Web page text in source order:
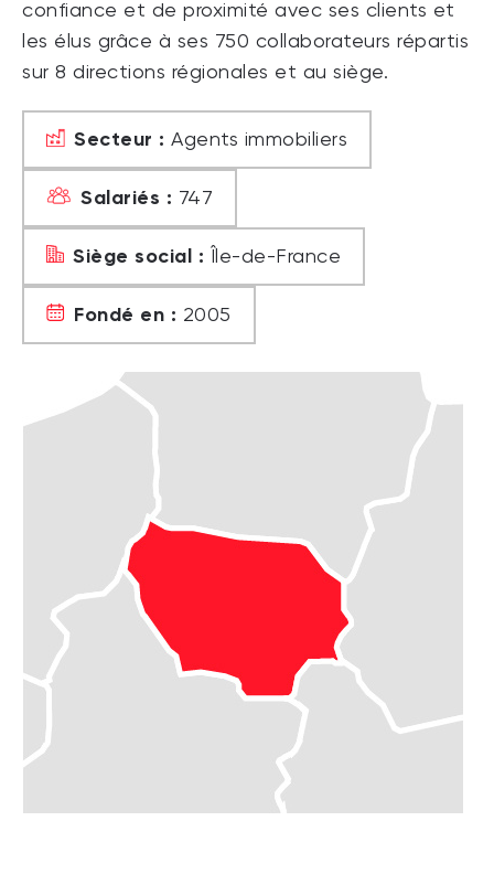
confiance et de proximité avec ses clients et
les élus grâce à ses 750 collaborateurs répartis
sur 8 directions régionales et au siège.
Secteur : Agents immobiliers
Salariés : 747
Siège social : Île-de-France
Fondé en : 2005